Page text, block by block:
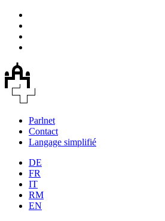
Parlnet
Contact
Langage simplifié
DE
FR
IT
RM
EN